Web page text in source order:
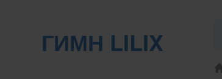
ГИМН LILIX